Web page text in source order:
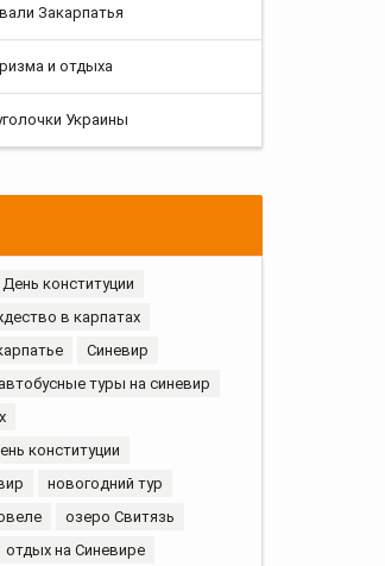
Закарпатья
и отдыха
Украины
День конституции
в карпатах
Синевир
автобусные туры на синевир
конституции
новогодний тур
озеро Свитязь
отдых на Синевире